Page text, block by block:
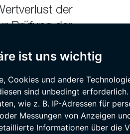
ist uns wichtig
Cookies und andere
sind unbedingt
wie z. B. IP-Adressen für
Messungen von Anzeigen
Informationen über die
der
Prüfung der
nicht